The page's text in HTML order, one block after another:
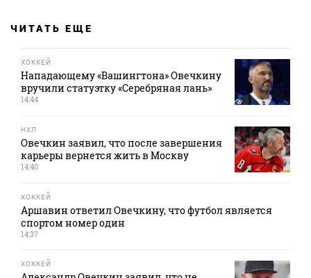
ЧИТАТЬ ЕЩЕ
ХОККЕЙ
Нападающему «Вашингтона» Овечкину
вручили статуэтку «Серебряная лань»
14:44
НХЛ
Овечкин заявил, что после завершения
карьеры вернется жить в Москву
14:40
ХОККЕЙ
Аршавин ответил Овечкину, что футбол является
спортом номер один
14:37
ХОККЕЙ